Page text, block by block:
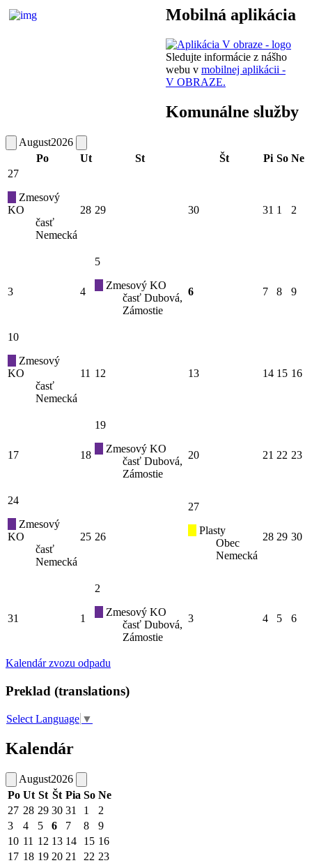
Mobilná aplikácia
Sledujte informácie z nášho
webu v mobilnej aplikácii -
V OBRAZE.
Komunálne služby
August2026
Po
Ut St Št Pi So Ne
27
Zmesový
KO
časť
Nemecká
28 29 30 31 1 2
3 4
5
Zmesový KO
časť Dubová,
Zámostie
6 7 8 9
10
Zmesový
KO
časť
Nemecká
11 12 13 14 15 16
17 18
19
Zmesový KO
časť Dubová,
Zámostie
20 21 22 23
24
Zmesový
KO
časť
Nemecká
25 26
27
Plasty
Obec
Nemecká
28 29 30
31 1
2
Zmesový KO
časť Dubová,
Zámostie
3 4 5 6
Kalendár zvozu odpadu
Preklad (translations)
Select Language ▼
Kalendár
August2026
Po Ut St Št Pia So Ne
27 28 29 30 31 1
2
3
4 5 6 7 8
9
10 11 12 13 14 15 16
17 18 19 20 21 22 23